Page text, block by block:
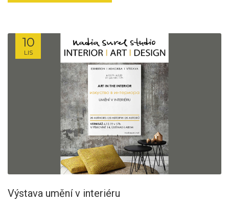
10
LIS
Výstava umění v interiéru